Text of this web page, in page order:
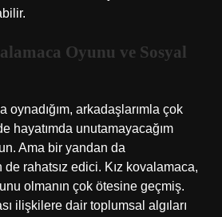
Oyunu ve Sosyal
oynadığım, arkadaşlarımla çok
hayatımda unutamayacağım
Ama bir yandan da
rahatsız edici. Kız kovalamaca,
olmanın çok ötesine geçmiş.
ilişkilere dair toplumsal algıları